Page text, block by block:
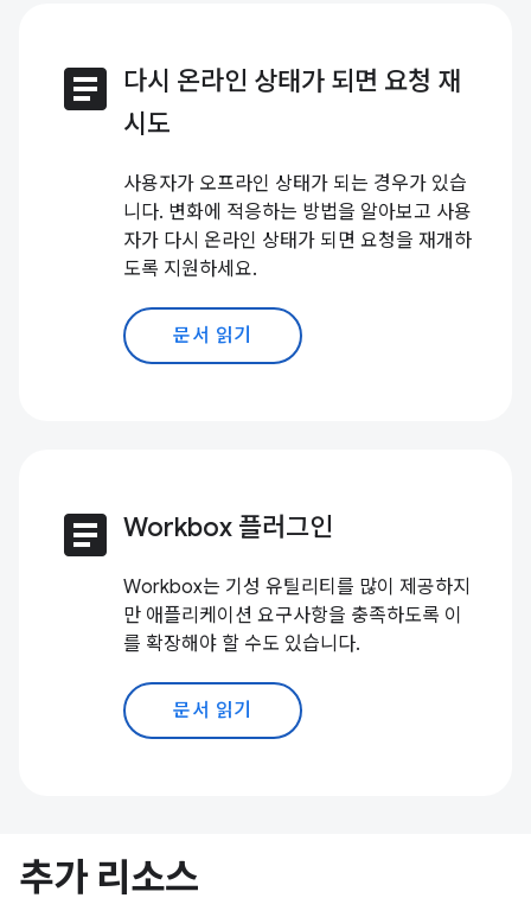
article 다시 온라인 상태가 되면 요청 재
시도
사용자가 오프라인 상태가 되는 경우가 있습
니다. 변화에 적응하는 방법을 알아보고 사용
자가 다시 온라인 상태가 되면 요청을 재개하
도록 지원하세요.
문서 읽기
article Workbox 플러그인
Workbox는 기성 유틸리티를 많이 제공하지
만 애플리케이션 요구사항을 충족하도록 이
를 확장해야 할 수도 있습니다.
문서 읽기
추가 리소스